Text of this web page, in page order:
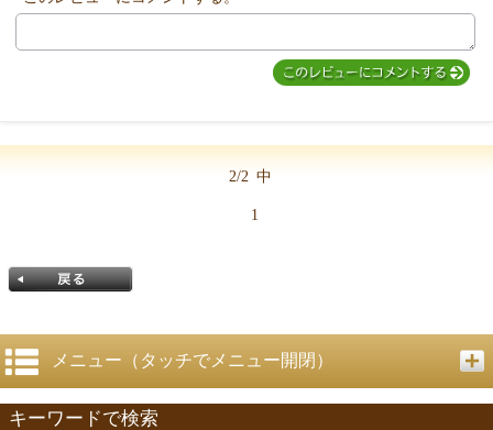
2/2 中
1
メニュー（タッチでメニュー開閉）
キーワードで検索